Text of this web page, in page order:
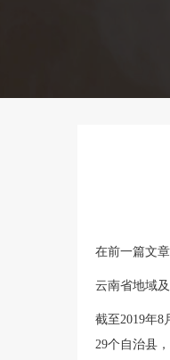
在前一篇文
云南省地域
截至2019年8
29个自治县